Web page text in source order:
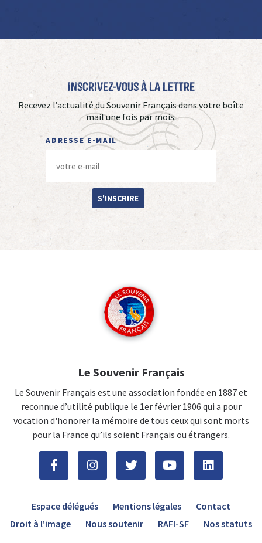
Inscrivez-vous à La Lettre
Recevez l’actualité du Souvenir Français dans votre boîte
mail une fois par mois.
ADRESSE E-MAIL
S'INSCRIRE
Le Souvenir Français
Le Souvenir Français est une association fondée en 1887 et
reconnue d’utilité publique le 1er février 1906 qui a pour
vocation d'honorer la mémoire de tous ceux qui sont morts
pour la France qu’ils soient Français ou étrangers.
Espace délégués Mentions légales
Contact
Droit à l’image
Nous soutenir RAFI-SF Nos statuts